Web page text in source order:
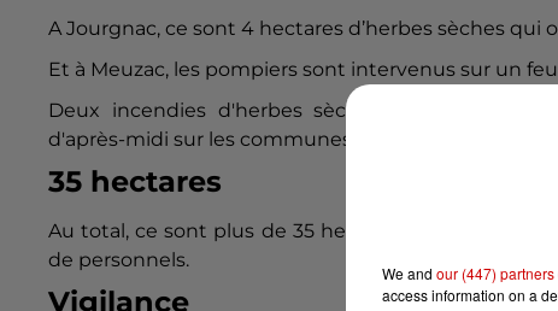
A Jourgnac, ce sont 4 hectares d’herbes sèches qui
Et à Meuzac, les pompiers sont intervenus sur un
Deux incendies d'herbes sèches ont
d'après-midi sur les communes de Châteauponsac
35 hectares
Au total, ce sont plus de 35 hectares qui ont
de personnels.
Vigilance
We and our (447) partners
access information on a